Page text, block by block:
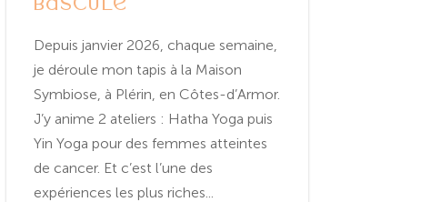
Depuis janvier 2026, chaque semaine,
je déroule mon tapis à la Maison
Symbiose, à Plérin, en Côtes-d’Armor.
J’y anime 2 ateliers : Hatha Yoga puis
Yin Yoga pour des femmes atteintes
de cancer. Et c’est l’une des
expériences les plus riches...